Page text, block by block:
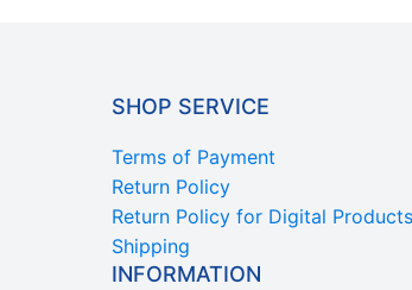
SHOP SERVICE
Terms of Payment
Return Policy
Return Policy for Digital Products
Shipping
INFORMATION